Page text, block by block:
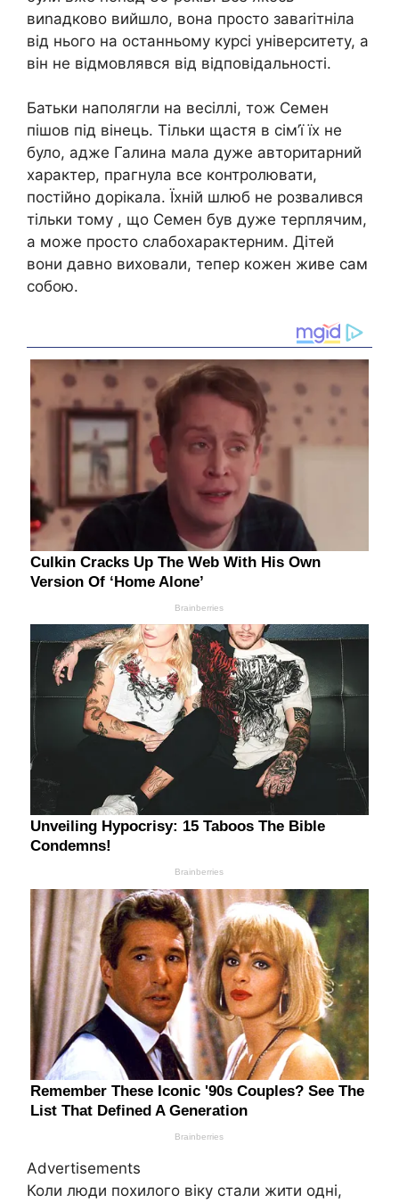
виnадково вийшло, вона просто заваrітніла
від нього на останньому курсі університету, а
він не відмовлявся від відповідальності.
Батьки наполягли на весіллі, тож Семен
пішов під вінець. Тільки щастя в сім’ї їх не
було, адже Галина мала дуже авторитарний
характер, прагнула все контролювати,
постійно дорікала. Їхній шлюб не розвалився
тільки тому , що Семен був дуже терплячим,
а може просто слабохарактерним. Дітей
вони давно виховали, тепер кожен живе сам
собою.
Advertisements
Коли люди похилого віку стали жити одні,